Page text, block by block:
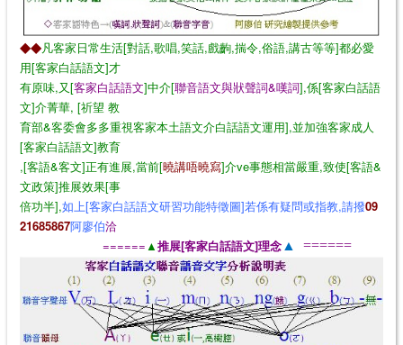
◆◆凡客家日常生活[對話,歌唱,笑話,戲齣,揣令,俗語,講古等等]都必愛
用[客家白話語文]才
有原味,又[客家白話語文]中介[聯音語文與狀聲詞&嘆詞],係[客家白話語
文]介菁華, [祈望 教
育部&客委會多多重視客家本土語文介白話語文運用],並加強客家成人
[客家白話語文]教育
,[客語&客文]正有進展,當前[曉講唔曉寫]介ve事態相當嚴重,致使[客語&
文政策]推展效果[事
倍功半],如上[客家白話語文研習功能特徵圖]若係有疑問或指教,請撥09
21685867阿廖伯洽
======▲推展[客家白話語文]理念 ▲ ======